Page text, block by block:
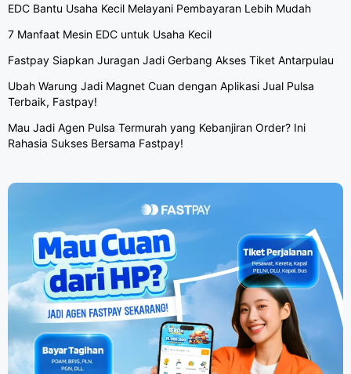
EDC Bantu Usaha Kecil Melayani Pembayaran Lebih Mudah
7 Manfaat Mesin EDC untuk Usaha Kecil
Fastpay Siapkan Juragan Jadi Gerbang Akses Tiket Antarpulau
Ubah Warung Jadi Magnet Cuan dengan Aplikasi Jual Pulsa
Terbaik, Fastpay!
Mau Jadi Agen Pulsa Termurah yang Kebanjiran Order? Ini
Rahasia Sukses Bersama Fastpay!